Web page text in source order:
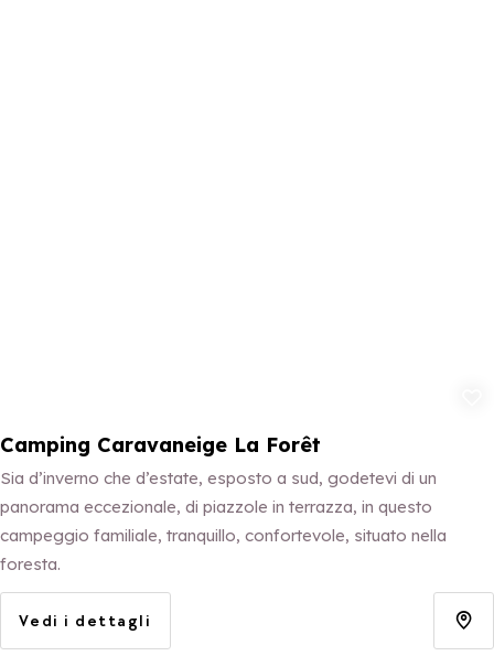
Camping Caravaneige La Forêt
Sia d’inverno che d’estate, esposto a sud, godetevi di un
panorama eccezionale, di piazzole in terrazza, in questo
campeggio familiale, tranquillo, confortevole, situato nella
foresta.
Vedi i dettagli